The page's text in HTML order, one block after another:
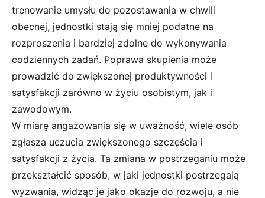
trenowanie umysłu do pozostawania w chwili
obecnej, jednostki stają się mniej podatne na
rozproszenia i bardziej zdolne do wykonywania
codziennych zadań. Poprawa skupienia może
prowadzić do zwiększonej produktywności i
satysfakcji zarówno w życiu osobistym, jak i
zawodowym.
W miarę angażowania się w uważność, wiele osób
zgłasza uczucia zwiększonego szczęścia i
satysfakcji z życia. Ta zmiana w postrzeganiu może
przekształcić sposób, w jaki jednostki postrzegają
wyzwania, widząc je jako okazje do rozwoju, a nie